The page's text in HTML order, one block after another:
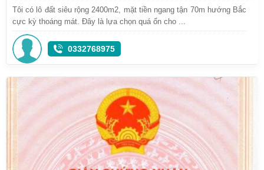
Tôi có lô đất siêu rộng 2400m2, mặt tiền ngang tận 70m hướng Bắc
cực kỳ thoáng mát. Đây là lựa chọn quá ổn cho ...
0332768975